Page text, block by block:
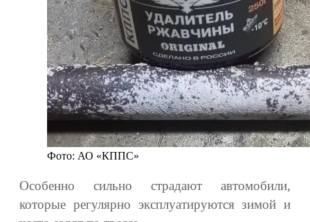
Фото: АО «КППС»
Особенно сильно страдают автомобили,
которые регулярно эксплуатируются зимой и